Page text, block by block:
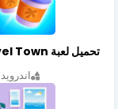
اندرويد